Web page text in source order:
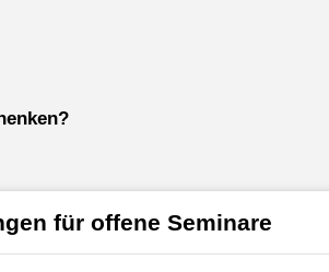
für offene Seminare